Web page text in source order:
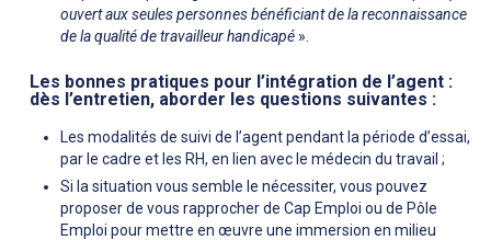
ouvert aux seules personnes bénéficiant de la reconnaissance
de la qualité de travailleur handicapé ».
Les bonnes pratiques pour l’intégration de l’agent :
dès l’entretien, aborder les questions suivantes :
Les modalités de suivi de l’agent pendant la période d’essai,
par le cadre et les RH, en lien avec le médecin du travail ;
Si la situation vous semble le nécessiter, vous pouvez
proposer de vous rapprocher de Cap Emploi ou de Pôle
Emploi pour mettre en œuvre une immersion en milieu